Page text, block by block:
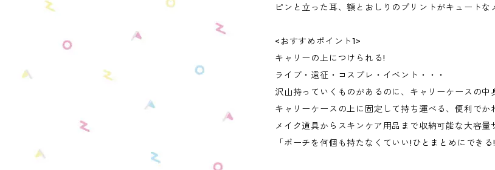
ピンと立った耳、額とおしりのプリントがキュートな
<おすすめポイント1>
キャリーの上につけられる!
ライブ・遠征・コスプレ・イベント・・・
沢山持っていくものがあるのに、キャリーケースの
キャリーケースの上に固定して持ち運べる、便利でか
メイク道具からスキンケア用品まで収納可能な大容量
「ポーチを何個も持たなくていい!ひとまとめにできる
リラックマ 缶バッジケース
【新モデル】フェイクレザータイプ
肩乗りぬいぐるみショルダーパッド
リラックマモデル 肩乗りぬいぐるみショル
推し活♡２WAYフォトカードホルダー